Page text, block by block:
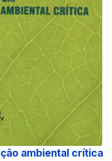
ambiental crítica